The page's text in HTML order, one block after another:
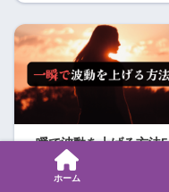
一瞬で波動を上げる方法5
選！簡単にできる波動の高
ホーム